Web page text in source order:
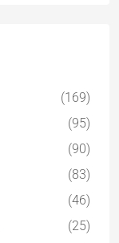
(169)
(95)
(90)
(83)
(46)
(25)